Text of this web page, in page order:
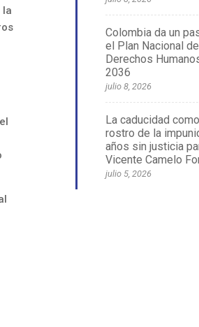
la
Colombia da un
el Plan Nacional
Derechos
2036
julio 8, 2026
La caducidad
rostro de la
años sin justicia
Vicente Camelo
julio 5, 2026